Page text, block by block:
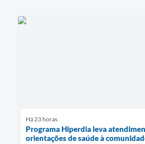
Há 23 horas
Programa Hiperdia leva
orientações de saúde à